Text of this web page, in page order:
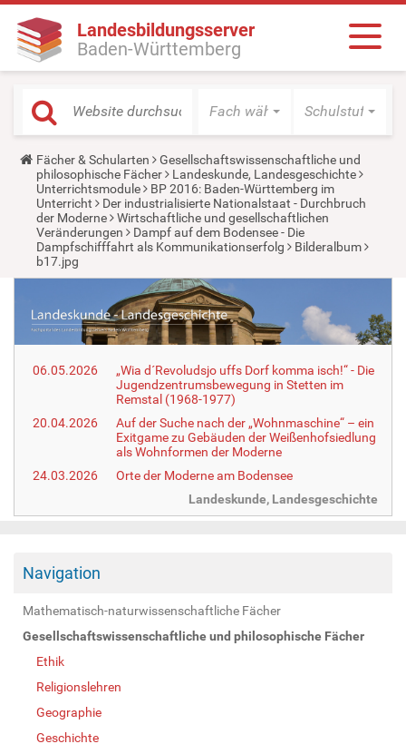
Landesbildungsserver
Baden-Württemberg
Fach wählen Schulstufe
Y
o
u
a
r
e
h
e
r
Fächer & Schularten
Gesellschaftswissenschaftliche und
philosophische Fächer
Landeskunde, Landesgeschichte
Unterrichtsmodule
BP 2016: Baden-Württemberg im
Unterricht
Der industrialisierte Nationalstaat - Durchbruch
der Moderne
Wirtschaftliche und gesellschaftlichen
Veränderungen
Dampf auf dem Bodensee - Die
Dampfschifffahrt als Kommunikationserfolg
Bilderalbum
b17.jpg
06.05.2026
„Wia d´Revoludsjo uffs Dorf komma isch!“ - Die
Jugendzentrumsbewegung in Stetten im
Remstal (1968-1977)
20.04.2026
Auf der Suche nach der „Wohnmaschine“ – ein
Exitgame zu Gebäuden der Weißenhofsiedlung
als Wohnformen der Moderne
24.03.2026
Orte der Moderne am Bodensee
Landeskunde, Landesgeschichte
Navigation
Mathematisch-naturwissenschaftliche Fächer
Gesellschaftswissenschaftliche und philosophische Fächer
Ethik
Religionslehren
Geographie
Geschichte